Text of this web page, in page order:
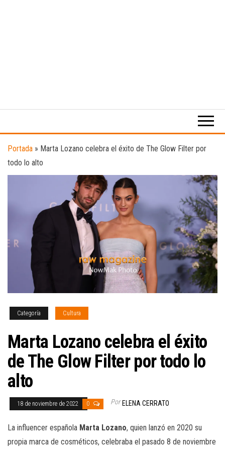
digital
el
música.
Portada » Marta Lozano celebra el éxito de The Glow Filter por
todo lo alto
Categoría Cultura
Marta Lozano celebra el éxito
de The Glow Filter por todo lo
alto
18 de noviembre de 2022 0 Por ELENA CERRATO
La influencer española Marta Lozano, quien lanzó en 2020 su
propia marca de cosméticos, celebraba el pasado 8 de noviembre